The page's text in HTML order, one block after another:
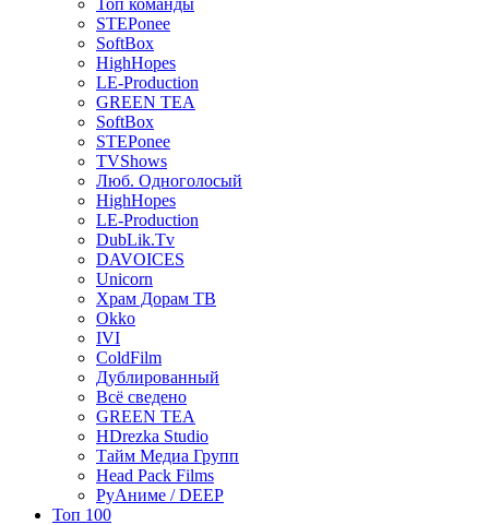
Топ команды
STEPonee
SoftBox
HighHopes
LE-Production
GREEN TEA
SoftBox
STEPonee
TVShows
Люб. Одноголосый
HighHopes
LE-Production
DubLik.Tv
DAVOICES
Unicorn
Храм Дорам ТВ
Okko
IVI
ColdFilm
Дублированный
Всё сведено
GREEN TEA
HDrezka Studio
Тайм Медиа Групп
Head Pack Films
РуАниме / DEEP
Топ 100